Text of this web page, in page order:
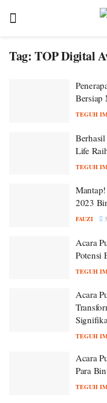
Tag: TOP Digital
Bersiap
TEGUH
Life
TEGUH
2023
FAUZI
Acara
Potensi
TEGUH
Acara
TEGUH
Acara
Para
TEGUH